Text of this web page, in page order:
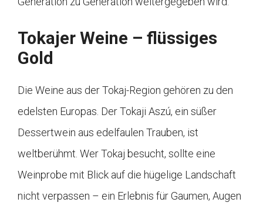
Tokajer Weine – flüssiges
Gold
Die Weine aus der Tokaj-Region gehören zu den
edelsten Europas. Der Tokaji Aszú, ein süßer
Dessertwein aus edelfaulen Trauben, ist
weltberühmt. Wer Tokaj besucht, sollte eine
Weinprobe mit Blick auf die hügelige Landschaft
nicht verpassen – ein Erlebnis für Gaumen, Augen